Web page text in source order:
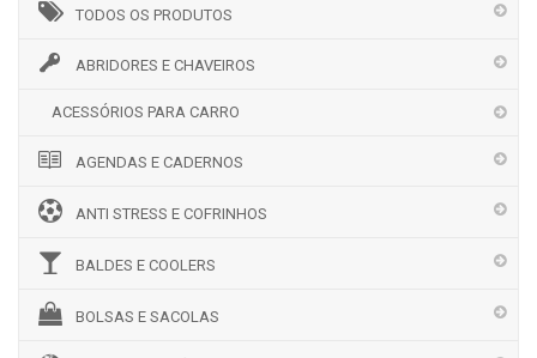
TODOS OS PRODUTOS
ABRIDORES E CHAVEIROS
ACESSÓRIOS PARA CARRO
AGENDAS E CADERNOS
ANTI STRESS E COFRINHOS
BALDES E COOLERS
BOLSAS E SACOLAS